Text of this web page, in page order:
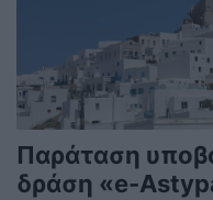
Παράταση
δράση «e-